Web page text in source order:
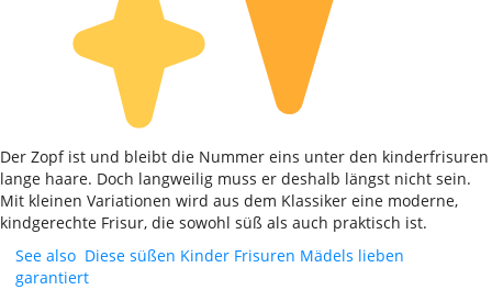
Der Zopf ist und bleibt die Nummer eins unter den kinderfrisuren
lange haare. Doch langweilig muss er deshalb längst nicht sein.
Mit kleinen Variationen wird aus dem Klassiker eine moderne,
kindgerechte Frisur, die sowohl süß als auch praktisch ist.
See also Diese süßen Kinder Frisuren Mädels lieben
garantiert